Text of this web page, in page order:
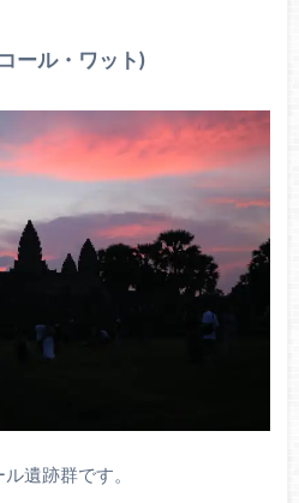
ール・ワット)
遺跡群です。